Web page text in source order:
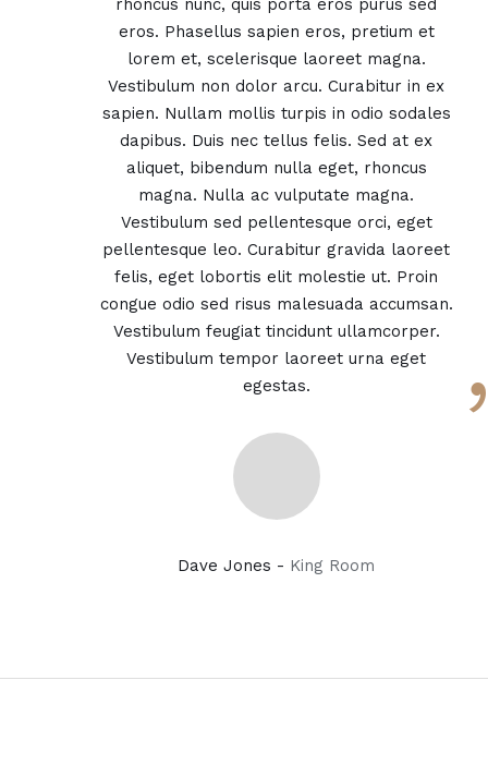
eros. Phasellus sapien eros, pretium et
lorem et, scelerisque laoreet magna.
Vestibulum non dolor arcu. Curabitur in ex
sapien. Nullam mollis turpis in odio sodales
dapibus. Duis nec tellus felis. Sed at ex
aliquet, bibendum nulla eget, rhoncus
magna. Nulla ac vulputate magna.
Vestibulum sed pellentesque orci, eget
pellentesque leo. Curabitur gravida laoreet
felis, eget lobortis elit molestie ut. Proin
congue odio sed risus malesuada accumsan.
Vestibulum feugiat tincidunt ullamcorper.
Vestibulum tempor laoreet urna eget
egestas.
Dave Jones - King Room